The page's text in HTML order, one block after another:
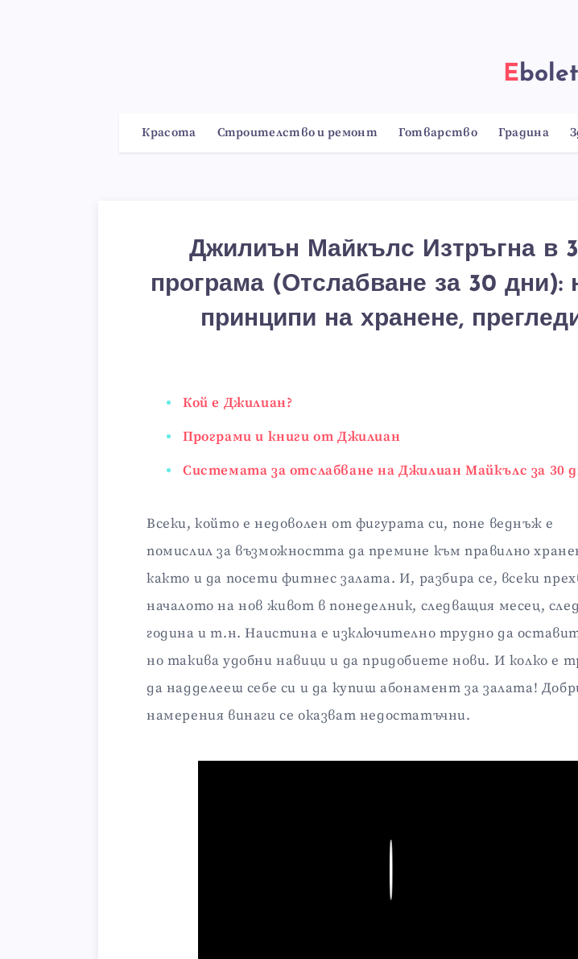
Ebolet
Красота Строителство и ремонт Готварство Градина
Джилиън Майкълс Изтръгна в
програма (Отслабване за 30 дни):
принципи на хранене,
Кой е Джилиан?
Програми и книги от Джилиан
Системата за отслабване на Джилиан Майкълс за 30
Всеки, който е недоволен от фигурата си, поне веднъж е
помислил за възможността да премине към правилно
както и да посети фитнес залата. И, разбира се, всеки
началото на нов живот в понеделник, следващия месец,
година и т.н. Наистина е изключително трудно да
но такива удобни навици и да придобиете нови. И колко е
да надделееш себе си и да купиш абонамент за залата!
намерения винаги се оказват недостатъчни.